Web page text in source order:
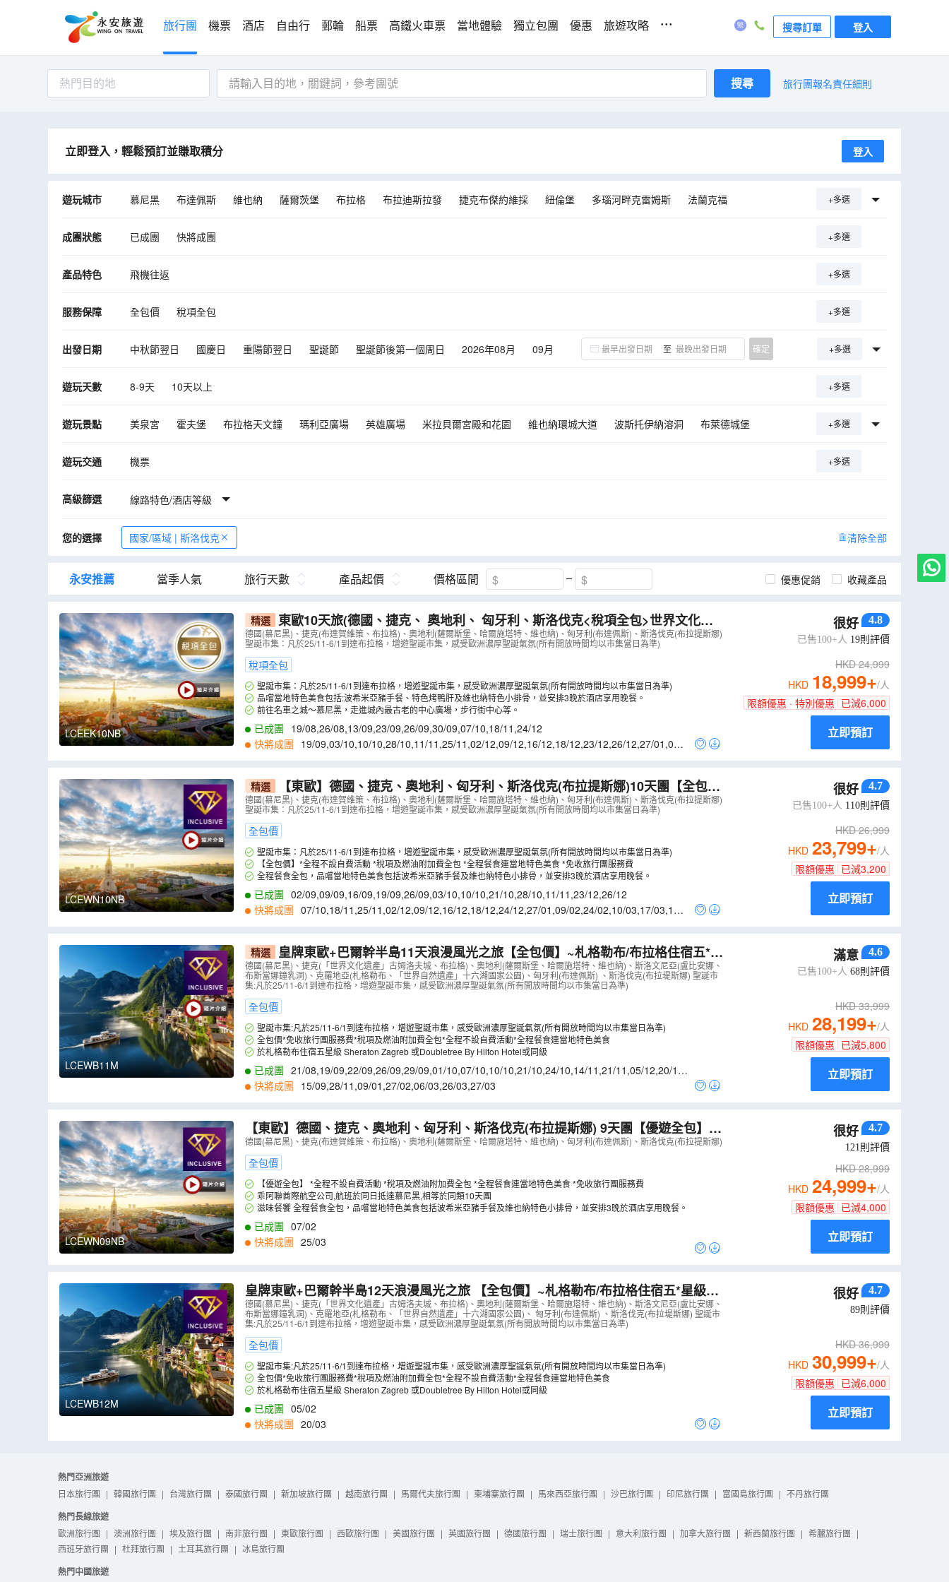
旅行團 機票 酒店 自由行 郵輪 船票 高鐵火車票 當地體驗 獨立包團 優惠 旅遊攻略 ... 搜尋訂單 登入
熱門目的地 搜尋 旅行團報名責任細則
立即登入，輕鬆預訂並賺取積分 登入
遊玩城市 慕尼黑 布達佩斯 維也納 薩爾茨堡 布拉格 布拉迪斯拉發 捷克布傑約維採 紐倫堡 多瑙河畔克雷姆斯
法蘭克福
+多選
成團狀態 已成團 快將成團 +多選
產品特色 飛機往返 +多選
服務保障 全包價 稅項全包 +多選
出發日期 中秋節翌日 國慶日 重陽節翌日 聖誕節 聖誕節後第一個周日 2026年08月
09月
至 確定 +多選
遊玩天數 8-9天 10天以上 +多選
遊玩景點 美泉宮 霍夫堡 布拉格天文鐘 瑪利亞廣場 英雄廣場 米拉貝爾宮殿和花園 維也納環城大道 波斯托伊納溶洞
布萊德城堡
「世界上最大的古堡」布拉格古堡
+多選
遊玩交通 機票 +多選
高級篩選 線路特色/酒店等級
您的選擇 國家/區域 | 斯洛伐克 清除全部
永安推薦 當季人氣 旅行天數 產品起價 價格區間 優惠促銷 收藏產品
LCEEK10NB
精選 東歐10天旅(德國、捷克、 奧地利、 匈牙利、斯洛伐克<稅項全包>世界文化遺
產~哈爾施塔特、莫札特故鄉─薩爾斯堡、全程4*星級酒店、品嚐波希米亞豬手餐、特
色烤鴨肝、維也納小排骨，3晚酒店晚餐（LCEEK10NB）
德國(慕尼黑)、捷克(布達賀維策、布拉格)、奧地利(薩爾斯堡、哈爾施塔特、維也納)、匈牙利(布達佩斯)、斯洛伐克(布拉提斯娜)
聖誕市集：凡於25/11-6/1到達布拉格，增遊聖誕市集，感受歐洲濃厚聖誕氣氛(所有開放時間均以市集當日為準)
稅項全包
聖誕市集：凡於25/11-6/1到達布拉格，增遊聖誕市集，感受歐洲濃厚聖誕氣氛(所有開放時間均以市集當日為準)
品嚐當地特色美食包括:波希米亞豬手餐、特色烤鴨肝及維也納特色小排骨，並安排3晚於酒店享用晚餐。
前往名車之城～慕尼黑，走進城內最古老的中心廣場，步行街中心等。
已成團 19/08,26/08,13/09,23/09,26/09,30/09,07/10,18/11 ,24/12
快將成團 19/09,03/10,10/10,28/10,11/11 ,25/11 ,02/12,09/12,16/12,18/12,23/12,26/12,27/01 ,09/0
很好 4.8
已售100+人 19則評價
HKD24,999
HKD 18,999+/人
限額優惠 · 特別優惠 已減6,000
立即預訂
LCEWN10NB
精選 【東歐】德國、捷克、奧地利、匈牙利、斯洛伐克(布拉提斯娜)10天團【全包
價】~「世界文化遺產」哈爾施塔特/維也納美泉宮、安排多瑙河船河遊、餐食全包，
品嚐波希米亞豬手餐及維也納小排骨，3晚酒店晚餐（LCEWN10NB）
德國(慕尼黑)、捷克(布達賀維策、布拉格)、奧地利(薩爾斯堡、哈爾施塔特、維也納)、匈牙利(布達佩斯)、斯洛伐克(布拉提斯娜)
聖誕市集：凡於25/11-6/1到達布拉格，增遊聖誕市集，感受歐洲濃厚聖誕氣氛(所有開放時間均以市集當日為準)
全包價
聖誕市集：凡於25/11-6/1到達布拉格，增遊聖誕市集，感受歐洲濃厚聖誕氣氛(所有開放時間均以市集當日為準)
【全包價】*全程不設自費活動 *稅項及燃油附加費全包 *全程餐食連當地特色美食 *免收旅行團服務費
全程餐食全包，品嚐當地特色美食包括波希米亞豬手餐及維也納特色小排骨，並安排3晚於酒店享用晚餐。
已成團 02/09,09/09,16/09,19/09,26/09,03/10,10/10,21/10,28/10,11/11 ,23/12,26/12
快將成團 07/10,18/11 ,25/11 ,02/12,09/12,16/12,18/12,24/12,27/01 ,09/02,24/02,10/03,17/03,18/0
很好 4.7
已售100+人 110則評價
HKD26,999
HKD 23,799+/人
限額優惠 已減3,200
立即預訂
LCEWB11M
精選 皇牌東歐+巴爾幹半島11天浪漫風光之旅【全包價】~札格勒布/布拉格住宿五*星
級、於布拉格享用米芝蓮推薦餐、「世界文化遺產」哈爾施塔特/維也納美泉宮、安排
多瑙河船河遊、卡羅維域溫泉區、餐食全包/無自費（LCEWB11M）
德國(慕尼黑)、捷克(「世界文化遺產」古姆洛夫城、布拉格)、奧地利(薩爾斯堡、哈爾施塔特、維也納)、斯洛文尼亞(盧比安娜、
布斯當娜鐘乳洞)、克羅地亞(札格勒布、「世界自然遺產」十六湖國家公園)、匈牙利(布達佩斯) 、斯洛伐克(布拉堤斯娜) 聖誕市
集:凡於25/11-6/1到達布拉格，增遊聖誕市集，感受歐洲濃厚聖誕氣氛(所有開放時間均以市集當日為準)
全包價
聖誕市集:凡於25/11-6/1到達布拉格，增遊聖誕市集，感受歐洲濃厚聖誕氣氛(所有開放時間均以市集當日為準)
全包價*免收旅行團服務費*稅項及燃油附加費全包*全程不設自費活動*全程餐食連當地特色美食
於札格勒布住宿五星級 Sheraton Zagreb 或Doubletree By Hilton Hotel或同級
已成團 21/08,19/09,22/09,26/09,29/09,01/10,07/10,10/10,21/10,24/10,14/11 ,21/11 ,05/12,20/12,
26/12,02/02 08/02
快將成團 15/09,28/11 ,09/01 ,27/02,06/03,26/03,27/03
滿意 4.6
已售100+人 68則評價
HKD33,999
HKD 28,199+/人
限額優惠 已減5,800
立即預訂
LCEWN09NB
【東歐】德國、捷克、奧地利、匈牙利、斯洛伐克(布拉提斯娜) 9天團【優遊全包】~
「世界文化遺產」哈爾施塔特/維也納美泉宮、安排多瑙河船河遊、餐食全包，品嚐波
希米亞豬手餐及維也納小排骨，3晚酒店晚餐
德國(慕尼黑)、捷克(布達賀維策、布拉格)、奧地利(薩爾斯堡、哈爾施塔特、維也納)、匈牙利(布達佩斯)、斯洛伐克(布拉提斯娜)
全包價
【優遊全包】 *全程不設自費活動 *稅項及燃油附加費全包 *全程餐食連當地特色美食 *免收旅行團服務費
乖阿聯酋際航空公司,航班於同日抵達慕尼黑,相等於同類10天團
滋味餐饗 全程餐食全包，品嚐當地特色美食包括波希米亞豬手餐及維也納特色小排骨，並安排3晚於酒店享用晚餐。
已成團 07/02
快將成團 25/03
很好 4.7
121則評價
HKD28,999
HKD 24,999+/人
限額優惠 已減4,000
立即預訂
LCEWB12M
皇牌東歐+巴爾幹半島12天浪漫風光之旅 【全包價】~札格勒布/布拉格住宿五*星級、
於布拉格享用米芝蓮推薦餐、「世界文化遺產」哈爾施塔特/維也納美泉宮、安排多瑙
河船河遊、卡羅維域溫泉區（LCEWB12M）
德國(慕尼黑)、捷克(「世界文化遺產」古姆洛夫城、布拉格)、奧地利(薩爾斯堡、哈爾施塔特、維也納)、斯洛文尼亞(盧比安娜、
布斯當娜鐘乳洞)、克羅地亞(札格勒布、「世界自然遺產」十六湖國家公園)、 匈牙利(布達佩斯) 、斯洛伐克(布拉堤斯娜) 聖誕市
集:凡於25/11-6/1到達布拉格，增遊聖誕市集，感受歐洲濃厚聖誕氣氛(所有開放時間均以市集當日為準)
全包價
聖誕市集:凡於25/11-6/1到達布拉格，增遊聖誕市集，感受歐洲濃厚聖誕氣氛(所有開放時間均以市集當日為準)
全包價*免收旅行團服務費*稅項及燃油附加費全包*全程不設自費活動*全程餐食連當地特色美食
於札格勒布住宿五星級 Sheraton Zagreb 或Doubletree By Hilton Hotel或同級
已成團 05/02
快將成團 20/03
很好 4.7
89則評價
HKD36,999
HKD 30,999+/人
限額優惠 已減6,000
立即預訂
熱門亞洲旅遊
日本旅行團 | 韓國旅行團 | 台灣旅行團 | 泰國旅行團 | 新加坡旅行團 | 越南旅行團 | 馬爾代夫旅行團 | 柬埔寨旅行團 | 馬來西亞旅行團 | 沙巴旅行團 | 印尼旅行團 | 富國島旅行團 | 不丹旅行團
熱門長線旅遊
歐洲旅行團 | 澳洲旅行團 | 埃及旅行團 | 南非旅行團 | 東歐旅行團 | 西歐旅行團 | 美國旅行團 | 英國旅行團 | 德國旅行團 | 瑞士旅行團 | 意大利旅行團 | 加拿大旅行團 | 新西蘭旅行團 | 希臘旅行團 |
西班牙旅行團 | 杜拜旅行團 | 土耳其旅行團 | 冰島旅行團
熱門中國旅遊